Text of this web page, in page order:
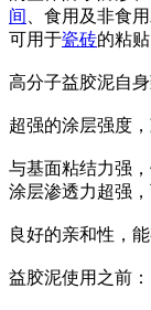
间
、食用及非食
可用于瓷砖的粘贴
高分子益胶泥自
超强的涂层强度，
与基面粘结力强
涂层渗透力超强，
良好的亲和性，
益胶泥使用之前：